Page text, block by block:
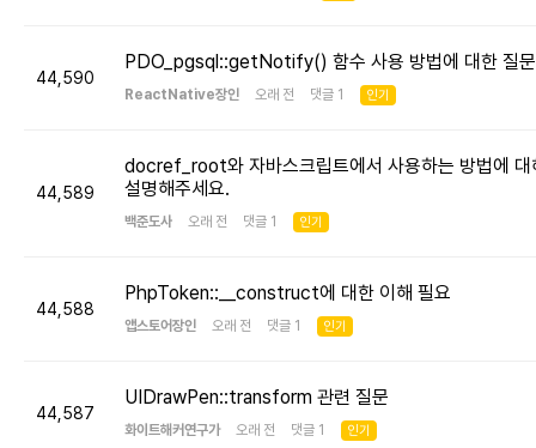
44,590
PDO_pgsql::getNotify() 함수 사용 방법에 대한 질문
ReactNative장인 오래 전 댓글 1 인기
44,589
docref_root와 자바스크립트에서 사용하는 방법에 대
설명해주세요.
백준도사 오래 전 댓글 1 인기
44,588
PhpToken::__construct에 대한 이해 필요
앱스토어장인 오래 전 댓글 1 인기
44,587
UIDrawPen::transform 관련 질문
화이트해커연구가 오래 전 댓글 1 인기